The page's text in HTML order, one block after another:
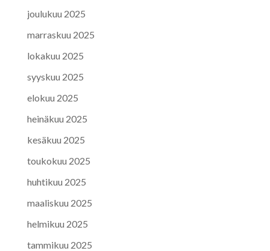
joulukuu 2025
marraskuu 2025
lokakuu 2025
syyskuu 2025
elokuu 2025
heinäkuu 2025
kesäkuu 2025
toukokuu 2025
huhtikuu 2025
maaliskuu 2025
helmikuu 2025
tammikuu 2025